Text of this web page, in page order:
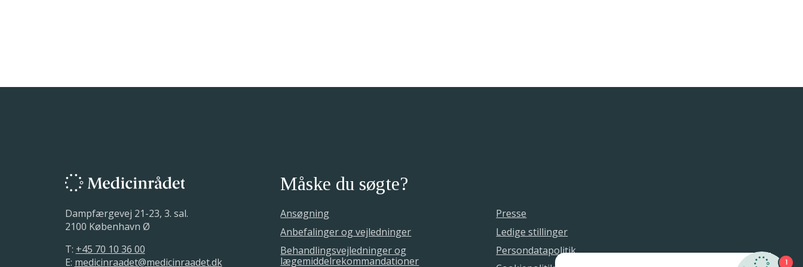
Dampfærgevej 21-23, 3. sal.
2100 København Ø
T: +45 70 10 36 00
E: medicinraadet@medicinraadet.dk
Måske du søgte?
Ansøgning
Anbefalinger og vejledninger
Behandlingsvejledninger og
lægemiddelrekommandationer
Presse
Ledige stillinger
Persondatapolitik
1